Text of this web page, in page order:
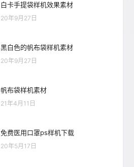
白卡手提袋样机效果素材
20年9月27日
黑白色的帆布袋样机素材
20年9月27日
帆布袋样机素材
21年4月11日
免费医用口罩ps样机下载
20年5月17日